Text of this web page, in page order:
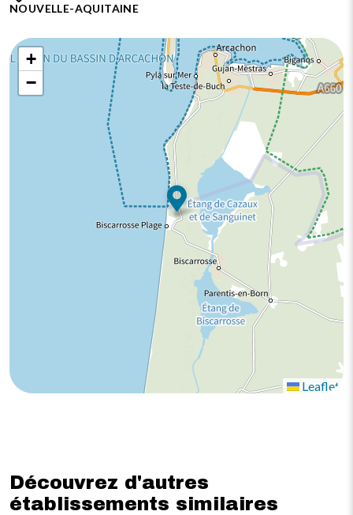
NOUVELLE-AQUITAINE
+
−
Leaflet
Découvrez d'autres
établissements similaires